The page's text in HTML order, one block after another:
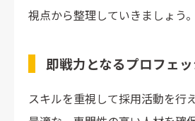
視点から整理していきましょう。
即戦力となるプロフェ
スキルを重視して採用活動を行